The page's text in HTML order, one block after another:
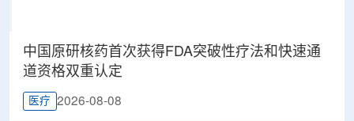
中国原研核药首次获得FDA突破性疗法和快速通
道资格双重认定
医疗 2026-08-08